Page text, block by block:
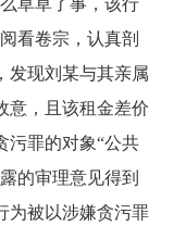
看卷宗，认真剖
发现刘某与其亲属
意，且该租金差价
污罪的对象“公共
的审理意见得到
为被以涉嫌贪污罪